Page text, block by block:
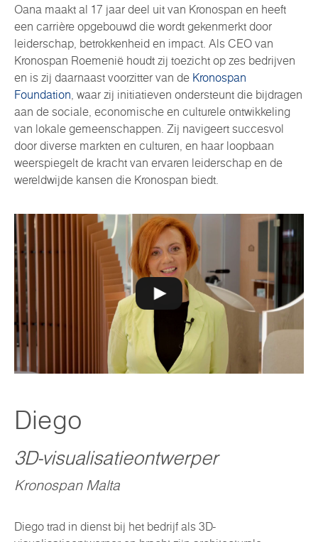
Oana maakt al 17 jaar deel uit van Kronospan en heeft
een carrière opgebouwd die wordt gekenmerkt door
leiderschap, betrokkenheid en impact. Als CEO van
Kronospan Roemenië houdt zij toezicht op zes bedrijven
en is zij daarnaast voorzitter van de Kronospan
Foundation, waar zij initiatieven ondersteunt die bijdragen
aan de sociale, economische en culturele ontwikkeling
van lokale gemeenschappen. Zij navigeert succesvol
door diverse markten en culturen, en haar loopbaan
weerspiegelt de kracht van ervaren leiderschap en de
wereldwijde kansen die Kronospan biedt.
Diego
3D-visualisatieontwerper
Kronospan Malta
Diego trad in dienst bij het bedrijf als 3D-